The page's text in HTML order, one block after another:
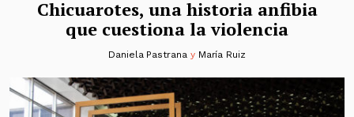
Chicuarotes, una historia anfibia
que cuestiona la violencia
Daniela Pastrana y María Ruiz